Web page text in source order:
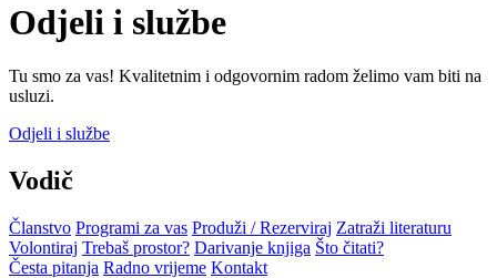
Odjeli i službe
Tu smo za vas! Kvalitetnim i odgovornim radom želimo vam biti na
usluzi.
Odjeli i službe
Vodič
Članstvo Programi za vas Produži / Rezerviraj Zatraži literaturu
Volontiraj Trebaš prostor? Darivanje knjiga Što čitati?
Česta pitanja Radno vrijeme Kontakt